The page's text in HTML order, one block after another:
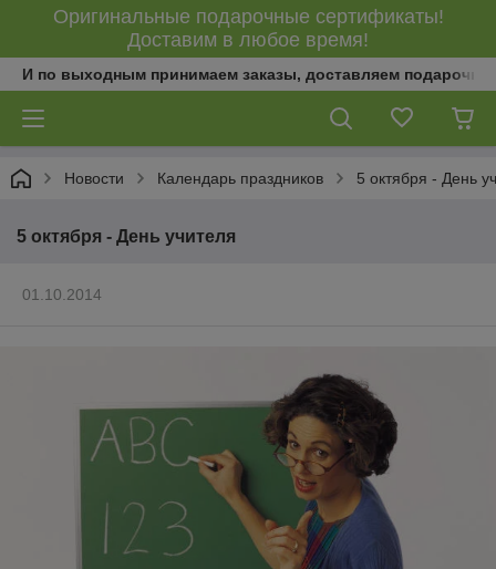
Оригинальные подарочные сертификаты!
Доставим в любое время!
И по выходным принимаем заказы, доставляем
Новости Календарь праздников 5 октября - День
5 октября - День учителя
01.10.2014